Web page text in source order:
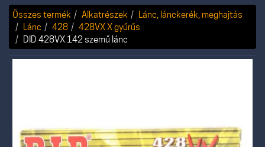
Összes termék Alkatrészek
Lánc, lánckerék, meghajtás
Lánc
428
428VX X gyűrűs
DID 428VX 142 szemű lánc